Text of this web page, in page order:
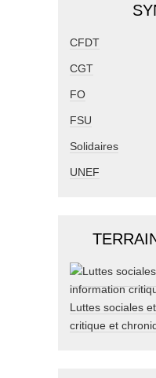
CFDT
CGT
FO
FSU
Solidaires
UNEF
Luttes sociales
critique et